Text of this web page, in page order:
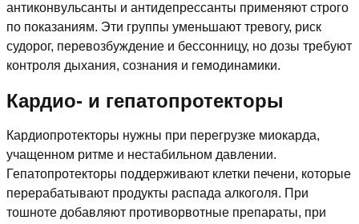
антиконвульсанты и антидепрессанты применяют строго
по показаниям. Эти группы уменьшают тревогу, риск
судорог, перевозбуждение и бессонницу, но дозы требуют
контроля дыхания, сознания и гемодинамики.
Кардио- и гепатопротекторы
Кардиопротекторы нужны при перегрузке миокарда,
учащенном ритме и нестабильном давлении.
Гепатопротекторы поддерживают клетки печени, которые
перерабатывают продукты распада алкоголя. При
тошноте добавляют противорвотные препараты, при